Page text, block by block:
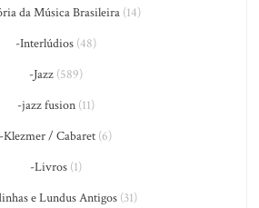
da Música Brasileira(14)
-Interlúdios(48)
-Jazz(589)
-jazz fusion(11)
-Klezmer / Cabaret (6)
-Livros(1)
e Lundus Antigos (31)